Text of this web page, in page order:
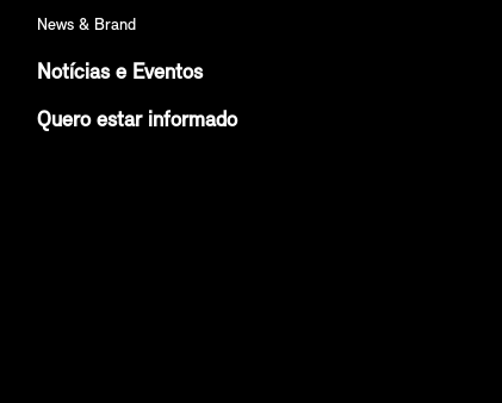
News & Brand
Notícias e Eventos
Quero estar informado